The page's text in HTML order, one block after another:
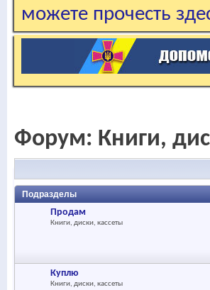
можете прочесть
Форум: Книги,
Подразделы
Продам
Книги, диски, кассеты
Куплю
Книги, диски, кассеты